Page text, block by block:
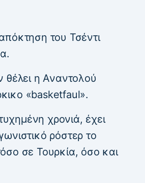
του Τσέντι
θέλει η Αναντολού
«basketfaul».
χρονιά, έχει
ρόστερ το
σε Τουρκία, όσο και